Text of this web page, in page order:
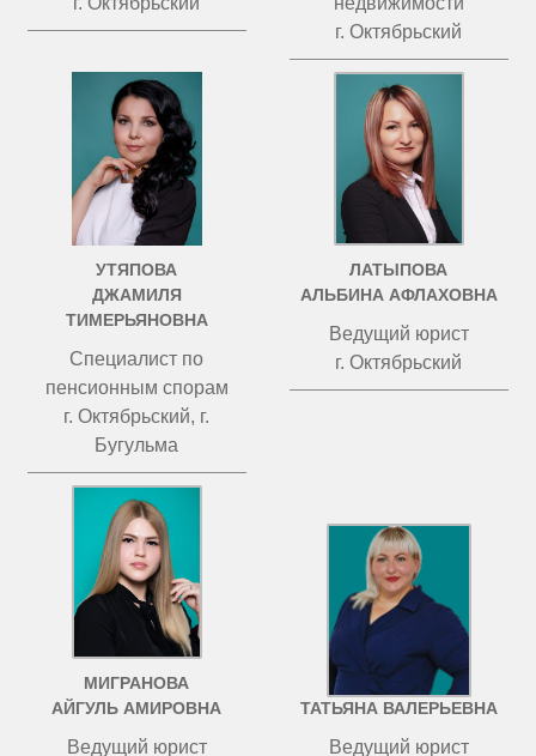
г. Октябрьский
УТЯПОВА
ДЖАМИЛЯ
ТИМЕРЬЯНОВНА
Специалист по
пенсионным спорам
г. Октябрьский, г.
Бугульма
ЛАТЫПОВА
АЛЬБИНА АФЛАХОВНА
Ведущий юрист
г. Октябрьский
МИГРАНОВА
АЙГУЛЬ АМИРОВНА
Ведущий юрист
ЧИСТОВА
ТАТЬЯНА ВАЛЕРЬЕВНА
Ведущий юрист